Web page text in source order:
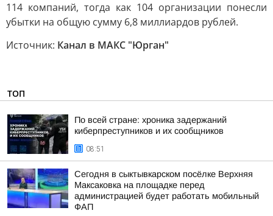
114 компаний, тогда как 104 организации понесли
убытки на общую сумму 6,8 миллиардов рублей.
Источник: Канал в МАКС "Юрган"
ТОП
По всей стране: хроника задержаний
киберпреступников и их сообщников
08:51
Сегодня в сыктывкарском посёлке Верхняя
Максаковка на площадке перед
администрацией будет работать мобильный
ФАП